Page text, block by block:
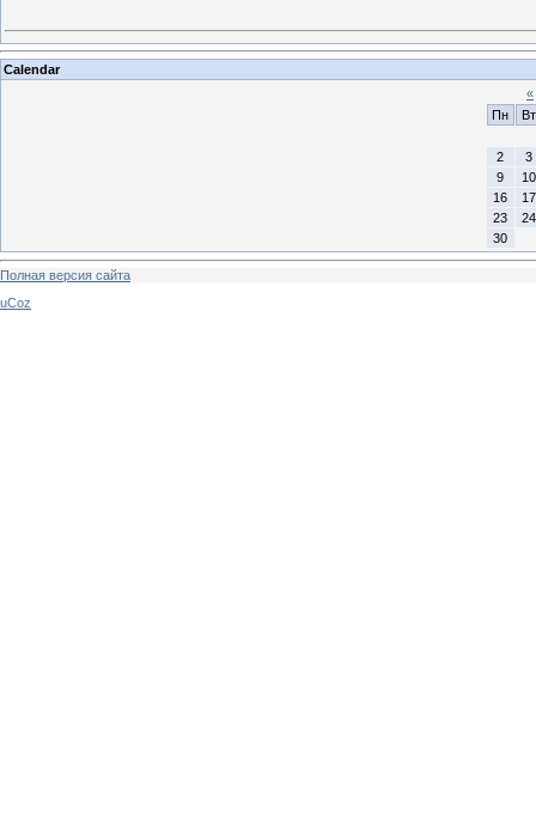
Calendar
«
Пн
Вт
2
3
9
10
16
17
23
24
30
Полная версия сайта
uCoz